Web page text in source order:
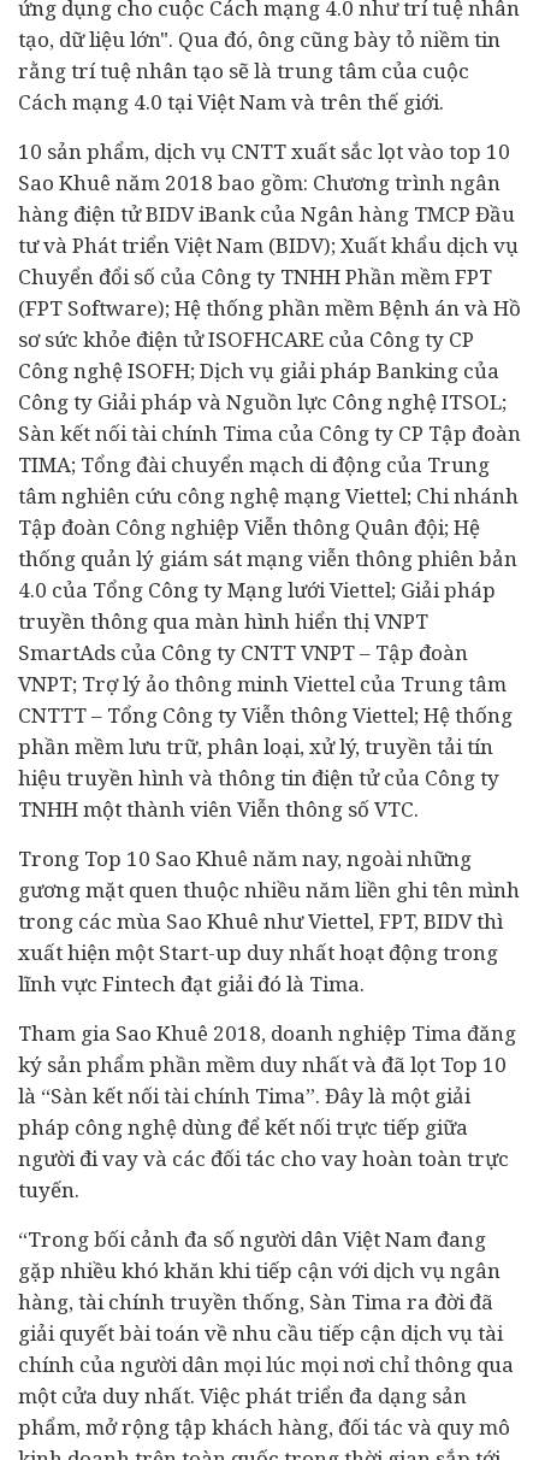
ứng dụng cho cuộc Cách mạng 4.0 như trí tuệ nhân
tạo, dữ liệu lớn". Qua đó, ông cũng bày tỏ niềm tin
rằng trí tuệ nhân tạo sẽ là trung tâm của cuộc
Cách mạng 4.0 tại Việt Nam và trên thế giới.
10 sản phẩm, dịch vụ CNTT xuất sắc lọt vào top 10
Sao Khuê năm 2018 bao gồm: Chương trìnhngân
hàng điện tử BIDV iBank của Ngân hàng TMCP Đầu
tư và Phát triển Việt Nam (BIDV); Xuất khẩu dịch vụ
Chuyển đổi số của Công ty TNHH Phần mềm FPT
(FPT Software); Hệ thống phần mềm Bệnh án và Hồ
sơ sức khỏe điện tử ISOFHCARE của Công ty CP
Công nghệ ISOFH; Dịch vụ giải pháp Banking của
Công ty Giải pháp và Nguồn lực Công nghệ ITSOL;
Sàn kết nốitài chính Tima của Công ty CP Tập đoàn
TIMA; Tổng đài chuyển mạch di động của Trung
tâm nghiên cứu công nghệ mạng Viettel; Chi nhánh
Tập đoàn Công nghiệp Viễn thông Quân đội; Hệ
thống quản lý giám sát mạng viễn thông phiên bản
4.0 của Tổng Công ty Mạng lưới Viettel; Giải pháp
truyền thông qua màn hình hiển thị VNPT
SmartAds của Công ty CNTT VNPT – Tập đoàn
VNPT; Trợ lý ảo thông minh Viettel của Trung tâm
CNTTT – Tổng Công ty Viễn thông Viettel; Hệ thống
phần mềm lưu trữ, phân loại, xử lý, truyền tải tín
hiệu truyền hình và thông tin điện tử của Công ty
TNHH một thành viên Viễn thông số VTC.
Trong Top 10 Sao Khuê năm nay, ngoài những
gương mặt quen thuộc nhiều năm liền ghi tên mình
trong các mùa Sao Khuê như Viettel, FPT, BIDV thì
xuất hiện một Start-up duy nhất hoạt động trong
lĩnh vực Fintech đạt giải đó là Tima.
Tham gia Sao Khuê 2018, doanh nghiệp Tima đăng
ký sản phẩm phần mềm duy nhất và đã lọt Top 10
là “Sàn kết nối tài chính Tima”. Đây là một giải
pháp công nghệ dùng để kết nối trực tiếp giữa
người đi vay và các đối tác cho vay hoàn toàn trực
tuyến.
“Trong bối cảnh đa số người dân Việt Nam đang
gặp nhiều khó khăn khi tiếp cận với dịch vụ ngân
hàng, tài chính truyền thống, Sàn Tima ra đời đã
giải quyết bài toán về nhu cầu tiếp cận dịch vụ tài
chính của người dân mọi lúc mọi nơi chỉ thông qua
một cửa duy nhất. Việc phát triển đa dạng sản
phẩm, mở rộng tập khách hàng, đối tác và quy mô